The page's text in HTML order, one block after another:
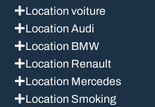
Location voiture
Location Audi
Location BMW
Location Renault
Location Mercedes
Location Smoking